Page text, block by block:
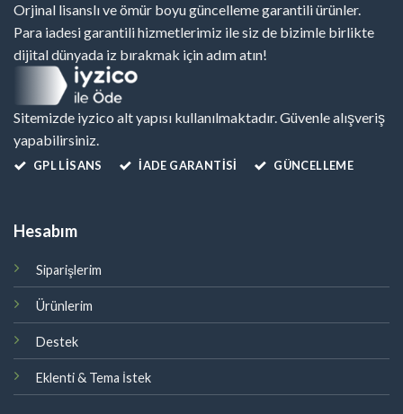
Orjinal lisanslı ve ömür boyu güncelleme garantili ürünler.
Para iadesi garantili hizmetlerimiz ile siz de bizimle birlikte
dijital dünyada iz bırakmak için adım atın!
Sitemizde iyzico alt yapısı kullanılmaktadır. Güvenle alışveriş
yapabilirsiniz.
GPL LISANS İADE GARANTİSİ GÜNCELLEME
Hesabım
Siparişlerim
Ürünlerim
Destek
Eklenti & Tema İstek